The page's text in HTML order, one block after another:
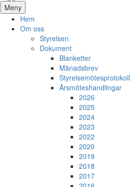
Meny Hoppa
till
innehåll
Hem
Om oss
Styrelsen
Dokument
Blanketter
Månadsbrev
Styrelsemötesprotokoll
Årsmöteshandlingar
2026
2025
2024
2023
2022
2020
2019
2018
2017